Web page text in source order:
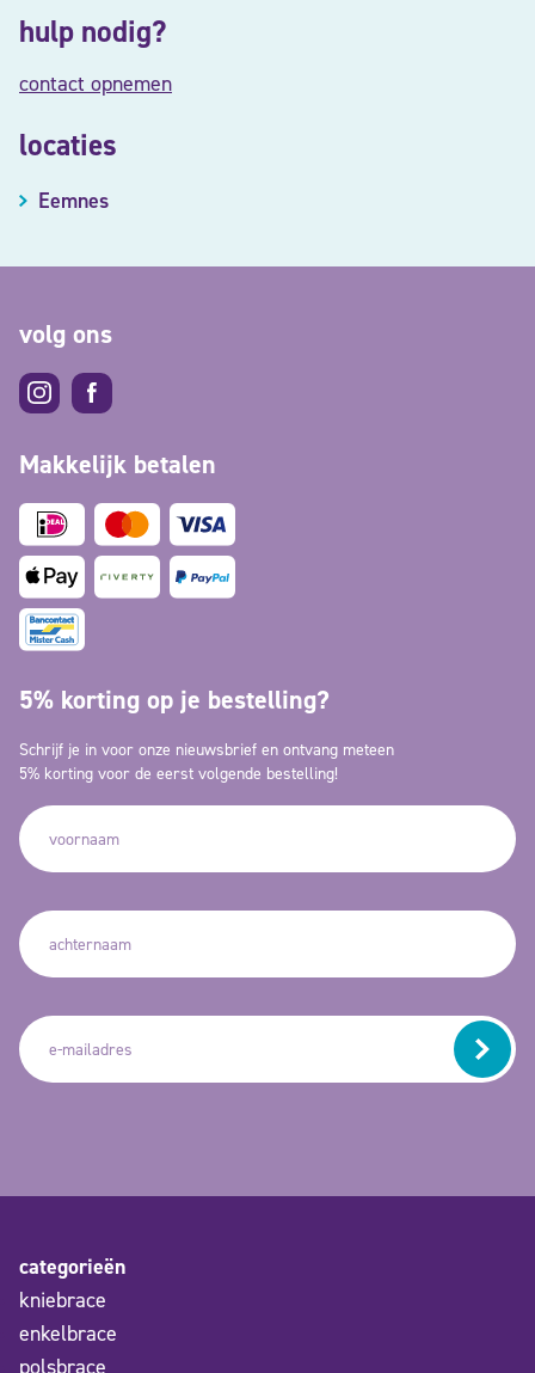
hulp nodig?
contact opnemen
locaties
Eemnes
volg ons
Makkelijk betalen
5% korting op je bestelling?
Schrijf je in voor onze nieuwsbrief en ontvang meteen
5% korting voor de eerst volgende bestelling!
categorieën
kniebrace
enkelbrace
polsbrace